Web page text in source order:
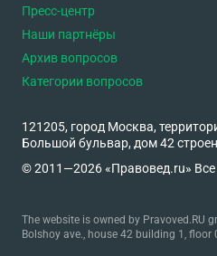
Пресс-центр
Наши партнёры
Архив вопросов
Категории вопросов
121205, город Москва,
Большой бульвар, дом 42
© 2011—2026 «Правовед.ru»
The website is owned by Pravoved.RU
Bolshoy ave., house 42 building 1, floor